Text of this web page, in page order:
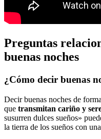
Preguntas
buenas noches
¿Cómo decir buenas
Decir buenas noches de
que transmitan cariño y
susurren dulces sueños»
la tierra de los sueños con